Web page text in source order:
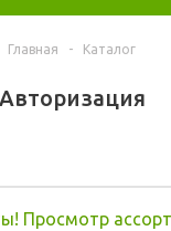
Главная - Каталог
Авторизация
Просмотр